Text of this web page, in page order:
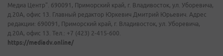
Медиа Центр". 690091, Приморский край, г. Владивосток, ул. Уборевича,
д.20А, офис 13. Главный редактор Юркевич Дмитрий Юрьевич. Адрес
редакции: 690091, Приморский край, г. Владивосток, ул. Уборевича,
д.20А, офис 13. Тел.: +7 (423) 2-415-600.
https://mediadv.online/